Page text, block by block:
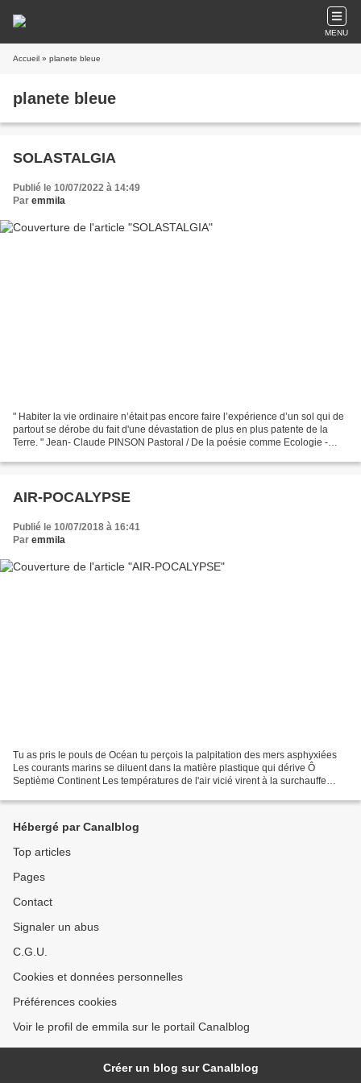
MENU
Accueil » planete bleue
planete bleue
SOLASTALGIA
Publié le 10/07/2022 à 14:49
Par emmila
" Habiter la vie ordinaire n’était pas encore faire l’expérience d’un sol qui de
partout se dérobe du fait d'une dévastation de plus en plus patente de la
Terre. " Jean- Claude PINSON Pastoral / De la poésie comme Ecologie -
AIR-POCALYPSE
Publié le 10/07/2018 à 16:41
Par emmila
Tu as pris le pouls de Océan tu perçois la palpitation des mers asphyxiées
Les courants marins se diluent dans la matière plastique qui dérive Ô
Septième Continent Les températures de l'air vicié virent à la surchauffe
Hébergé par Canalblog
Top articles
Pages
Contact
Signaler un abus
C.G.U.
Cookies et données personnelles
Préférences cookies
Voir le profil de emmila sur le portail Canalblog
Créer un blog sur Canalblog